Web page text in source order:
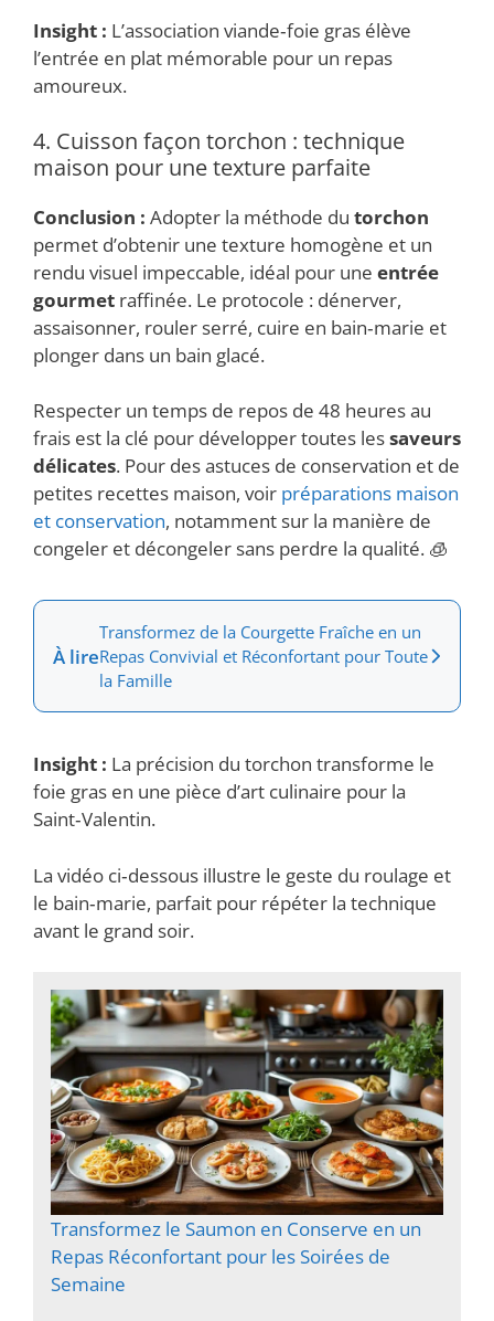
Insight : L’association viande‑foie gras élève
l’entrée en plat mémorable pour un repas
amoureux.
4. Cuisson façon torchon : technique
maison pour une texture parfaite
Conclusion : Adopter la méthode du torchon
permet d’obtenir une texture homogène et un
rendu visuel impeccable, idéal pour une entrée
gourmet raffinée. Le protocole : dénerver,
assaisonner, rouler serré, cuire en bain‑marie et
plonger dans un bain glacé.
Respecter un temps de repos de 48 heures au
frais est la clé pour développer toutes lessaveurs
délicates. Pour des astuces de conservation et de
petites recettes maison, voir préparations maison
et conservation, notamment sur la manière de
congeler et décongeler sans perdre la qualité. 🧊
À lire
Transformez de la Courgette Fraîche en un
Repas Convivial et Réconfortant pour Toute
la Famille
Insight : La précision du torchon transforme le
foie gras en une pièce d’art culinaire pour la
Saint‑Valentin.
La vidéo ci‑dessous illustre le geste du roulage et
le bain‑marie, parfait pour répéter la technique
avant le grand soir.
Transformez le Saumon en Conserve en un
Repas Réconfortant pour les Soirées de
Semaine